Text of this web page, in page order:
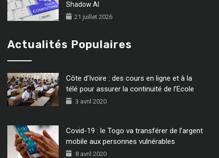
Shadow AI
21 juillet 2026
Actualités Populaires
Côte d’Ivoire : des cours en ligne et à la
télé pour assurer la continuité de l’Ecole
3 avril 2020
Covid-19 : le Togo va transférer de l’argent
mobile aux personnes vulnérables
8 avril 2020